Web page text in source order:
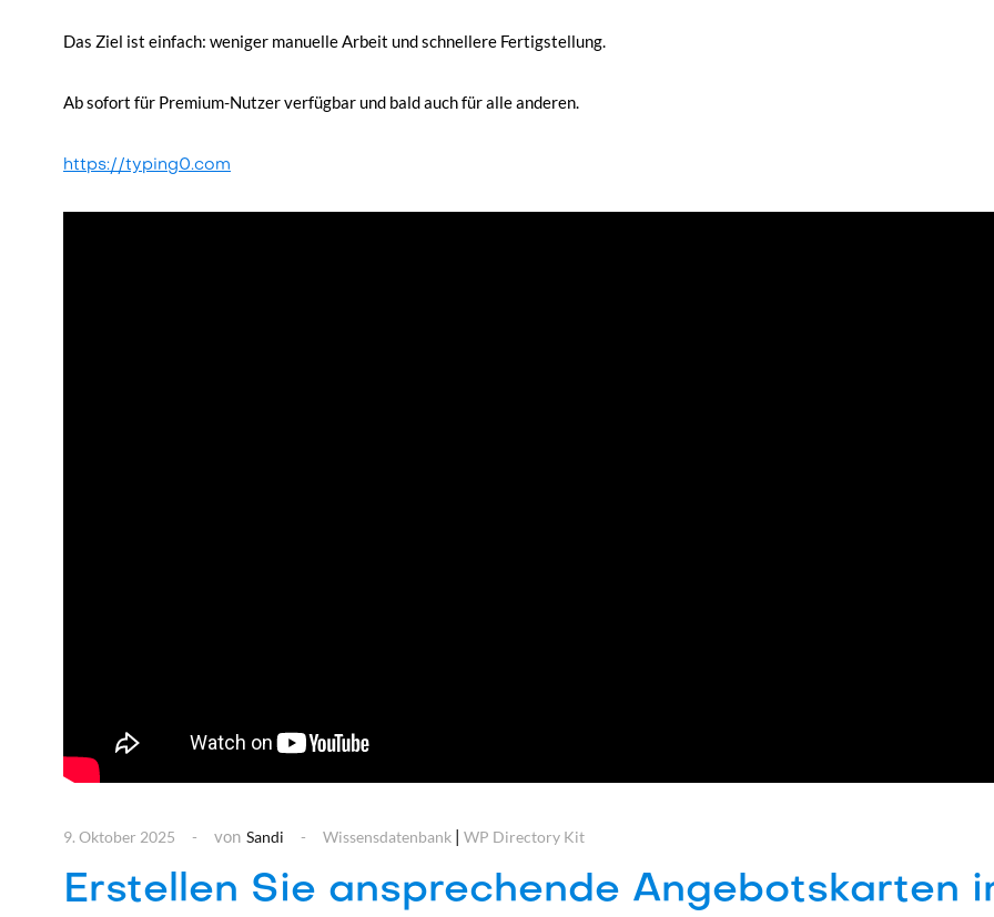
Das Ziel ist einfach: weniger manuelle Arbeit und schnellere Fertigstellung.
Ab sofort für Premium-Nutzer verfügbar und bald auch für alle anderen.
https://typing0.com
9. Oktober 2025 von Sandi Wissensdatenbank | WP Directory Kit
Erstellen Sie ansprechende Angebotskarten